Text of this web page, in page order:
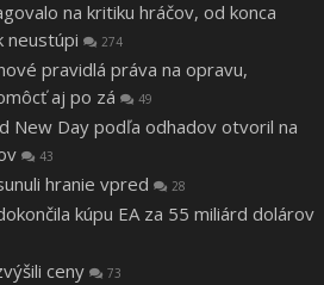
na kritiku hráčov, od konca
neustúpi
274
pravidlá práva na opravu,
aj po zá
49
New Day podľa odhadov otvoril na
43
hranie vpred 28
kúpu EA za 55 miliárd dolárov
ceny 73